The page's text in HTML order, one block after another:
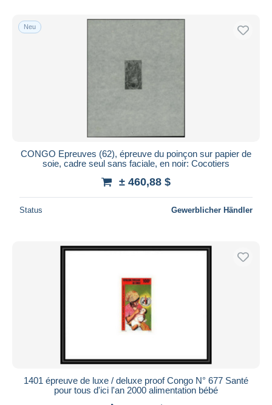
Neu
CONGO Epreuves (62), épreuve du poinçon sur papier de
soie, cadre seul sans faciale, en noir: Cocotiers
± 460,88 $
Status Gewerblicher Händler
1401 épreuve de luxe / deluxe proof Congo N° 677 Santé
pour tous d'ici l'an 2000 alimentation bébé